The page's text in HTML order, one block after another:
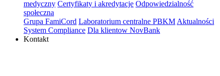
medyczny Certyfikaty i akredytacje Odpowiedzialność
społeczna
Grupa FamiCord Laboratorium centralne PBKM Aktualności
System Compliance Dla klientow NovBank
Kontakt